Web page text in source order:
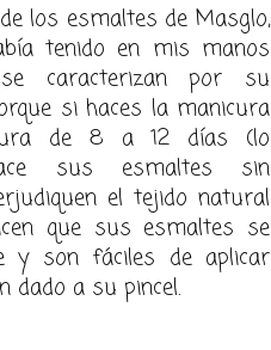
los esmaltes de Masglo,
tenido en mis manos
caracterizan por su
si haces la manicura
de 8 a 12 días (lo
sus esmaltes sin
el tejido natural
que sus esmaltes se
y son fáciles de aplicar
dado a su pincel.